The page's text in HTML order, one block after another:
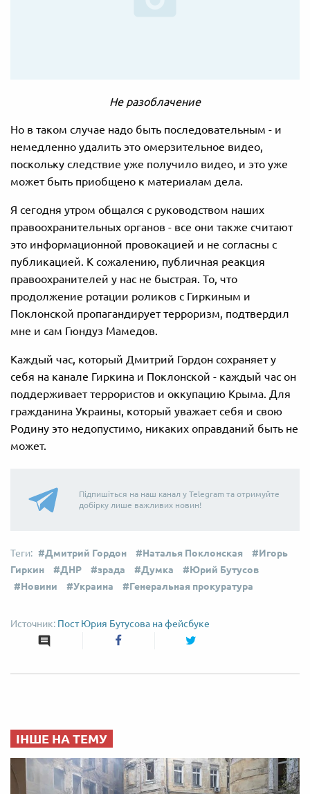
Не разоблачение
Но в таком случае надо быть последовательным - и
немедленно удалить это омерзительное видео,
поскольку следствие уже получило видео, и это уже
может быть приобщено к материалам дела.
Я сегодня утром общался с руководством наших
правоохранительных органов - все они также считают
это информационной провокацией и не согласны с
публикацией. К сожалению, публичная реакция
правоохранителей у нас не быстрая. То, что
продолжение ротации роликов с Гиркиным и
Поклонской пропагандирует терроризм, подтвердил
мне и сам Гюндуз Мамедов.
Каждый час, который Дмитрий Гордон сохраняет у
себя на канале Гиркина и Поклонской - каждый час он
поддерживает террористов и оккупацию Крыма. Для
гражданина Украины, который уважает себя и свою
Родину это недопустимо, никаких оправданий быть не
может.
Підпишіться на наш канал у Telegram та отримуйте
добірку лише важливих новин!
Дмитрий Гордон Наталья Поклонская
Игорь
Гиркин
ДНР зрада Думка
Юрий Бутусов
Новини
Украина Генеральная прокуратура
Пост Юрия Бутусова на фейсбуке
ІНШЕ НА ТЕМУ